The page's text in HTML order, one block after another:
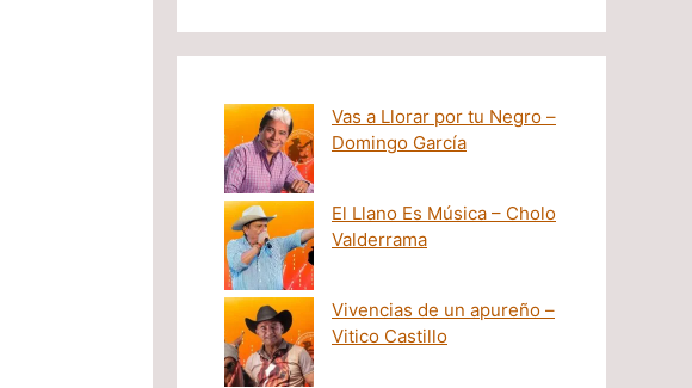
Vas a Llorar por tu Negro –
Domingo García
El Llano Es Música – Cholo
Valderrama
Vivencias de un apureño –
Vitico Castillo